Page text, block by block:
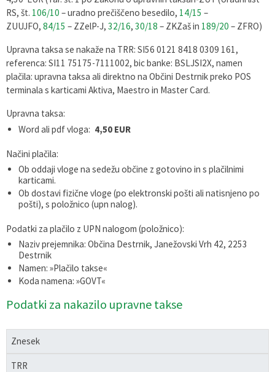
RS, št. 106/10 – uradno prečiščeno besedilo, 14/15 –
ZUUJFO, 84/15 – ZZelP-J, 32/16, 30/18 – ZKZaš in 189/20 – ZFRO)
Upravna taksa se nakaže na TRR: SI56 0121 8418 0309 161,
referenca: SI11 75175-7111002, bic banke: BSLJSI2X, namen
plačila: upravna taksa ali direktno na Občini Destrnik preko POS
terminala s karticami Aktiva, Maestro in Master Card.
Upravna taksa:
Word ali pdf vloga: 4,50 EUR
Načini plačila:
Ob oddaji vloge na sedežu občine z gotovino in s plačilnimi
karticami.
Ob dostavi fizične vloge (po elektronski pošti ali natisnjeno po
pošti), s položnico (upn nalog).
Podatki za plačilo z UPN nalogom (položnico):
Naziv prejemnika: Občina Destrnik, Janežovski Vrh 42, 2253
Destrnik
Namen: »Plačilo takse«
Koda namena: »GOVT«
Podatki za nakazilo upravne takse
Znesek
TRR
Pobratene občine
Organigram
Varstvo osebnih podatkov
Katalog informacij javnega značaja
Glasilo Občan
Uradni vestniki
Proračun občine
Lokalne volitve
Lokalna ponudba